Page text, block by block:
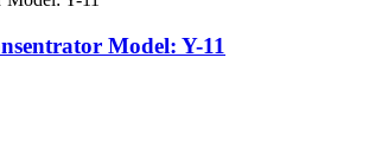
Model: Y-11